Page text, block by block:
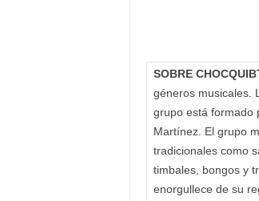
SOBRE
géneros musicales.
grupo está formado
Martínez. El grupo
tradicionales como
timbales, bongos y
enorgullece de su